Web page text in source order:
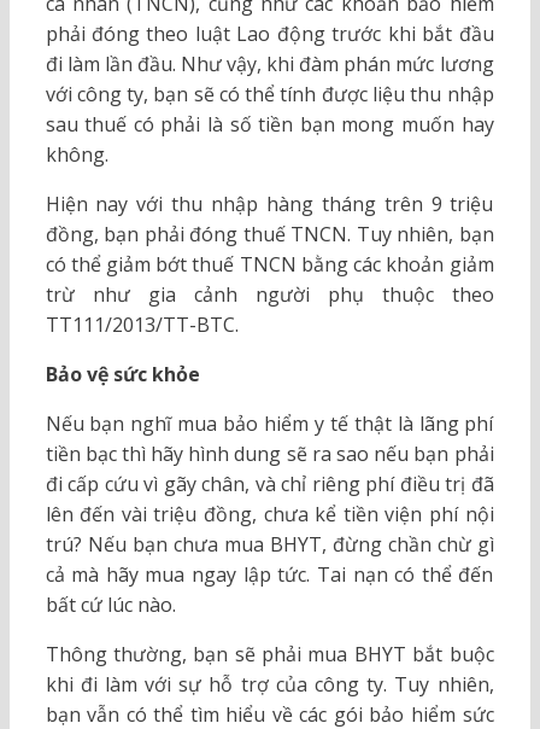
phải đóng theo luật Lao động trước khi bắt đầu
đi làm lần đầu. Như vậy, khi đàm phán mức lương
với công ty, bạn sẽ có thể tính được liệu thu nhập
sau thuế có phải là số tiền bạn mong muốn hay
không.
Hiện nay với thu nhập hàng tháng trên 9 triệu
đồng, bạn phải đóng thuế TNCN. Tuy nhiên, bạn
có thể giảm bớt thuế TNCN bằng các khoản giảm
trừ như gia cảnh người phụ thuộc theo
TT111/2013/TT-BTC.
Bảo vệ sức khỏe
Nếu bạn nghĩ mua bảo hiểm y tế thật là lãng phí
tiền bạc thì hãy hình dung sẽ ra sao nếu bạn phải
đi cấp cứu vì gãy chân, và chỉ riêng phí điều trị đã
lên đến vài triệu đồng, chưa kể tiền viện phí nội
trú? Nếu bạn chưa mua BHYT, đừng chần chừ gì
cả mà hãy mua ngay lập tức. Tai nạn có thể đến
bất cứ lúc nào.
Thông thường, bạn sẽ phải mua BHYT bắt buộc
khi đi làm với sự hỗ trợ của công ty. Tuy nhiên,
bạn vẫn có thể tìm hiểu về các gói bảo hiểm sức